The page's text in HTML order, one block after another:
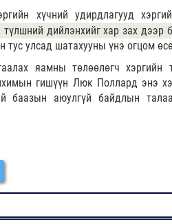
хүчний удирдлагууд
түлшний дийлэнхийг хар зах дээр
тус улсад шатахууны үнэ огцом
яамны төлөөлөгч
гишүүн Люк Поллард энэ
баазын аюулгүй байдлын